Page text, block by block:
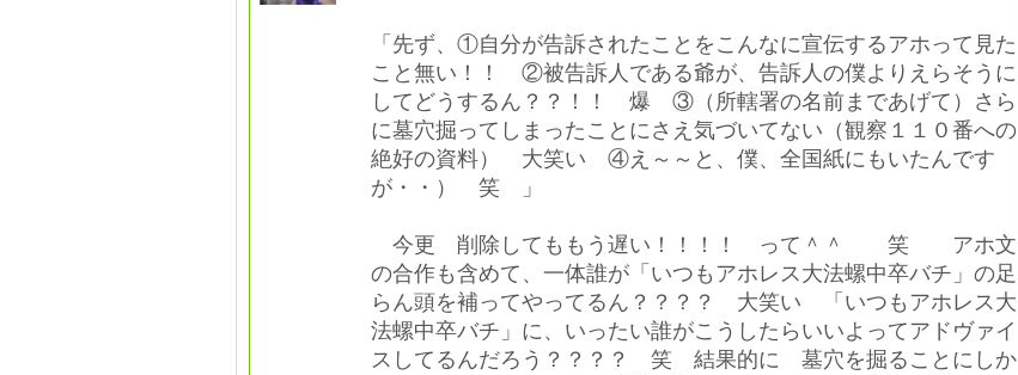
「先ず、①自分が告訴されたことをこんなに宣伝するアホって見た
こと無い！！ ②被告訴人である爺が、告訴人の僕よりえらそうに
してどうするん？？！！ 爆 ③（所轄署の名前まであげて）さら
に墓穴掘ってしまったことにさえ気づいてない（観察１１０番への
絶好の資料） 大笑い ④え～～と、僕、全国紙にもいたんです
が・・） 笑 」
今更 削除してももう遅い！！！！ って＾＾ 笑 アホ文
の合作も含めて、一体誰が「いつもアホレス大法螺中卒バチ」の足
らん頭を補ってやってるん？？？？ 大笑い 「いつもアホレス大
法螺中卒バチ」に、いったい誰がこうしたらいいよってアドヴァイ
スしてるんだろう？？？？ 笑 結果的に 墓穴を掘ることにしか